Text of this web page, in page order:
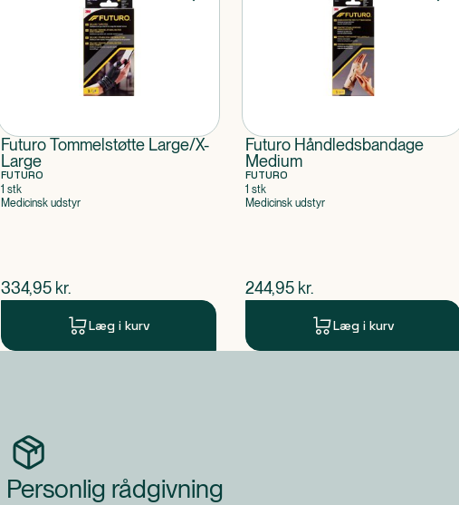
Futuro Tommelstøtte Large/X-
Large
FUTURO
1 stk
Medicinsk udstyr
$nuværende pris
334,95 kr.
Læg i kurv
Futuro Håndledsbandage
Medium
FUTURO
1 stk
Medicinsk udstyr
$nuværende pris
244,95 kr.
Læg i kurv
Personlig rådgivning